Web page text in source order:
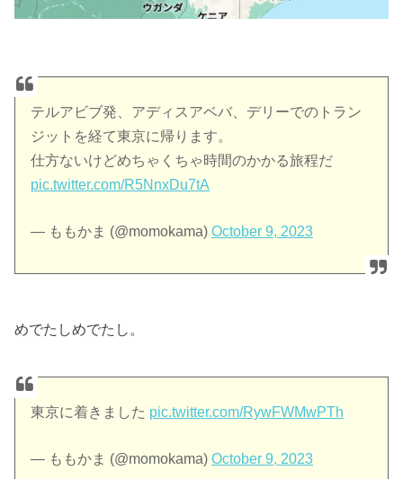
テルアビブ発、アディスアベバ、デリーでのトラン
ジットを経て東京に帰ります。
仕方ないけどめちゃくちゃ時間のかかる旅程だ
pic.twitter.com/R5NnxDu7tA
— ももかま (@momokama)October 9, 2023
めでたしめでたし。
東京に着きました pic.twitter.com/RywFWMwPTh
— ももかま (@momokama)October 9, 2023